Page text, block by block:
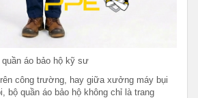
quần áo bảo hộ kỹ sư
công trường, hay giữa xưởng máy bụi
bộ quần áo bảo hộ không chỉ là trang